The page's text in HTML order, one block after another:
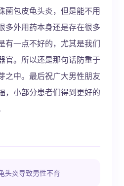
菌包皮龟头炎，但是能不用
多外用药本身还是存在很多
有一点不好的，尤其是我们
官。所以还是那句话防重于
之中。最后祝广大男性朋友
，小部分患者们得到更好的
头炎导致男性不育